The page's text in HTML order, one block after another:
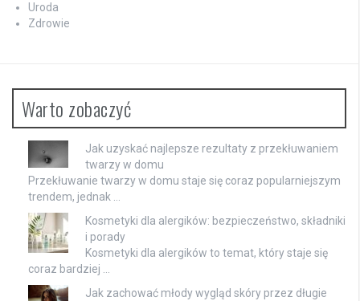
Uroda
Zdrowie
Warto zobaczyć
Jak uzyskać najlepsze rezultaty z przekłuwaniem
twarzy w domu
Przekłuwanie twarzy w domu staje się coraz popularniejszym
trendem, jednak …
Kosmetyki dla alergików: bezpieczeństwo, składniki
i porady
Kosmetyki dla alergików to temat, który staje się
coraz bardziej …
Jak zachować młody wygląd skóry przez długie